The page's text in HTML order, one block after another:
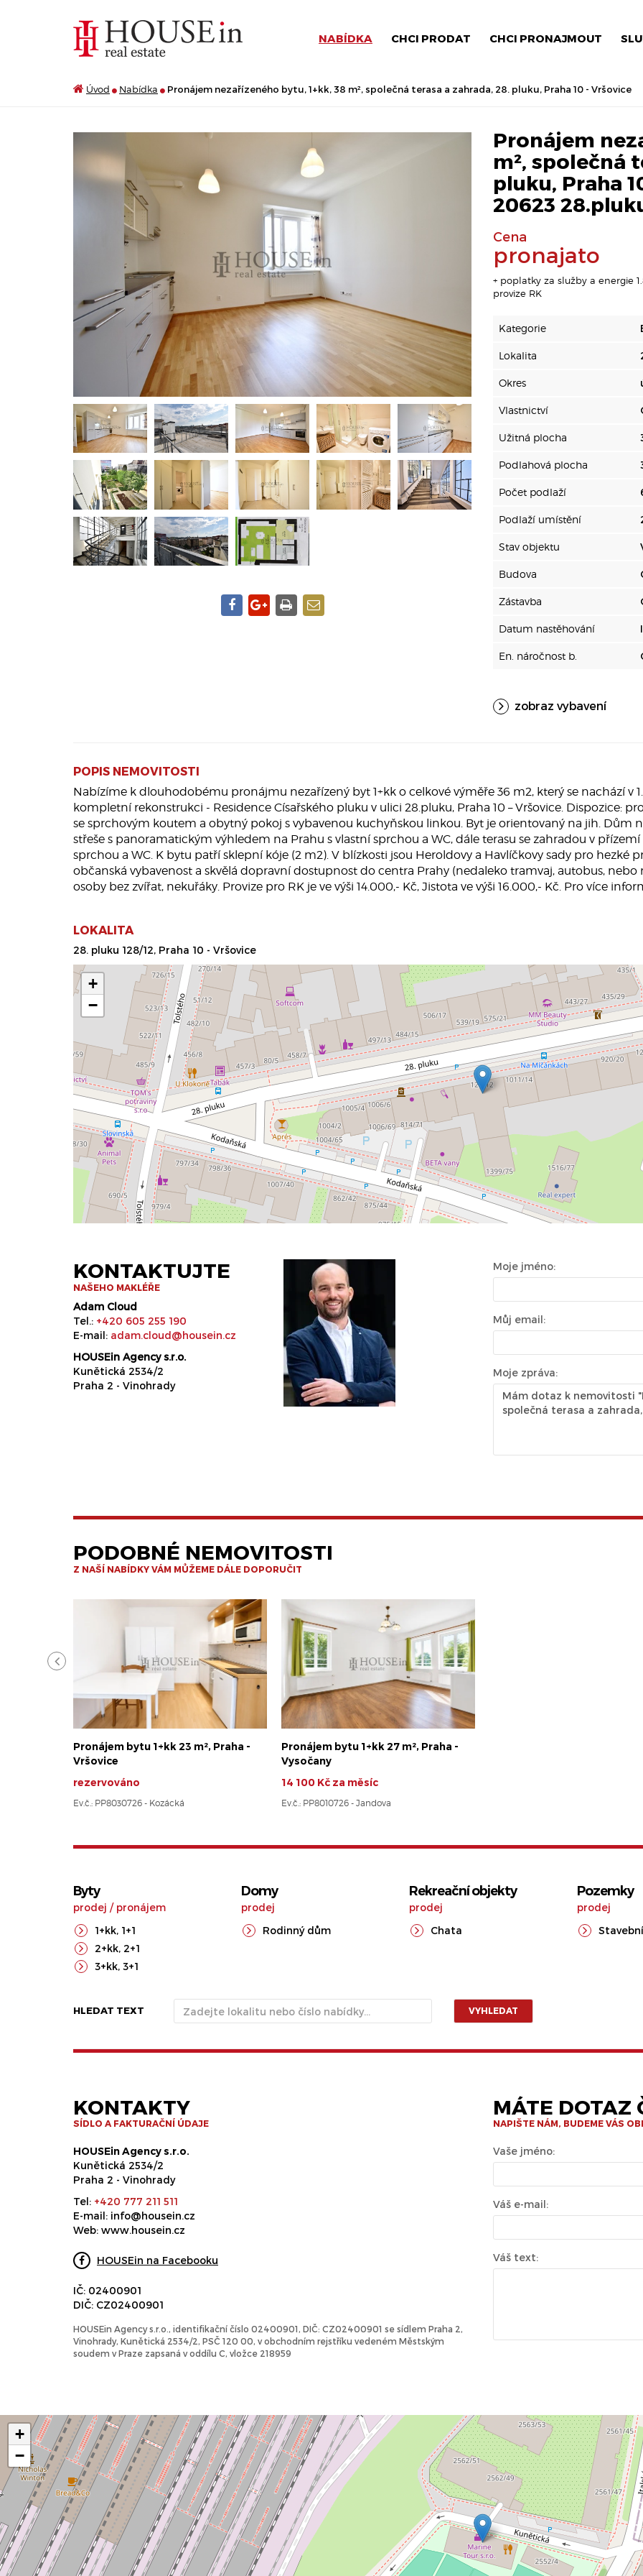
NABÍDKA CHCI PRODAT CHCI PRONAJMOUT
Úvod Nabídka Pronájem nezařízeného bytu, 1+kk, 38 m², společná terasa a zahrada, 28. pluku, Praha 10 - Vršovice
Pronájem
m², společná
pluku, Praha
20623
Cena
pronajato
+ poplatky za služby a energie
provize RK
Kategorie
Lokalita
Okres
Vlastnictví
Užitná plocha
Podlahová plocha
Počet podlaží
Podlaží umístění
Stav objektu
Budova
Zástavba
Datum nastěhování
En. náročnost b.
zobraz vybavení
POPIS NEMOVITOSTI
Nabízíme k dlouhodobému pronájmu nezařízený byt 1+kk o celkové výměře 36 m2, který se nachází v
kompletní rekonstrukci - Residence Císařského pluku v ulici 28.pluku, Praha 10 – Vršovice. Dispozice:
se sprchovým koutem a obytný pokoj s vybavenou kuchyňskou linkou. Byt je orientovaný na jih. Dům
střeše s panoramatickým výhledem na Prahu s vlastní sprchou a WC, dále terasu se zahradou v
sprchou a WC. K bytu patří sklepní kóje (2 m2). V blízkosti jsou Heroldovy a Havlíčkovy sady pro hezké
občanská vybavenost a skvělá dopravní dostupnost do centra Prahy (nedaleko tramvaj, autobus, nebo
osoby bez zvířat, nekuřáky. Provize pro RK je ve výši 14.000,- Kč, Jistota ve výši 16.000,- Kč. Pro více
LOKALITA
28. pluku 128/12, Praha 10 - Vršovice
+
−
KONTAKTUJTE
NAŠEHO MAKLÉŘE
Adam Cloud
Tel.: +420 605 255 190
E-mail: adam.cloud@housein.cz
HOUSEin Agency s.r.o.
Kunětická 2534/2
Praha 2 - Vinohrady
Moje jméno:
Můj email:
Moje zpráva:
PODOBNÉ NEMOVITOSTI
Z NAŠÍ NABÍDKY VÁM MŮŽEME DÁLE DOPORUČIT
Pronájem bytu 1+kk 23 m², Praha -
Vršovice
rezervováno
Ev.č.: PP8030726 - Kozácká
Pronájem bytu 1+kk 27 m², Praha -
Vysočany
14 100 Kč za měsíc
Ev.č.: PP8010726 - Jandova
Byty
prodej / pronájem
1+kk, 1+1
2+kk, 2+1
3+kk, 3+1
Domy
prodej
Rodinný dům
Rekreační objekty
prodej
Chata
Pozemky
prodej
HLEDAT TEXT VYHLEDAT
KONTAKTY
SÍDLO A FAKTURAČNÍ ÚDAJE
HOUSEin Agency s.r.o.
Kunětická 2534/2
Praha 2 - Vinohrady
Tel: +420 777 211 511
E-mail: info@housein.cz
Web: www.housein.cz
HOUSEin na Facebooku
IČ: 02400901
DIČ: CZ02400901
HOUSEin Agency s.r.o., identifikační číslo 02400901, DIČ: CZ02400901 se sídlem Praha 2,
Vinohrady, Kunětická 2534/2, PSČ 120 00, v obchodním rejstříku vedeném Městským
soudem v Praze zapsaná v oddílu C, vložce 218959
MÁTE DOTAZ
NAPIŠTE NÁM, BUDEME VÁS
Vaše jméno:
Váš e-mail:
Váš text:
+
−